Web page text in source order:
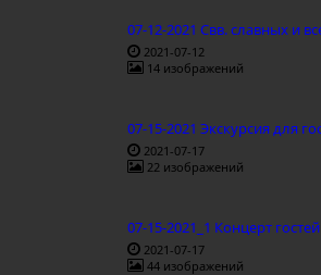
07-12-2021 Свв. славных и
2021-07-12
14 изображений
07-15-2021 Экскурсия для
2021-07-17
22 изображений
07-15-2021_1 Концерт
2021-07-17
44 изображений